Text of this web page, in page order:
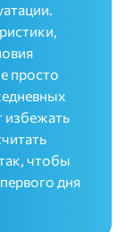
просто
избежать
чтобы
дня